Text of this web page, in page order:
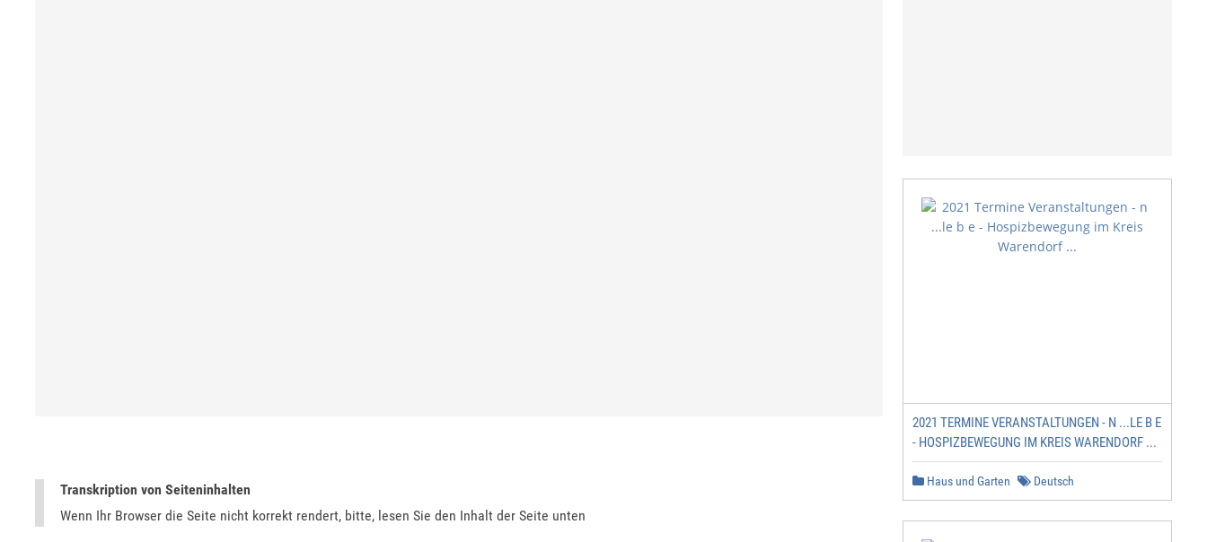
Transkription von Seiteninhalten
Wenn Ihr Browser die Seite nicht korrekt rendert, bitte, lesen Sie den Inhalt der Seite unten
2021 TERMINE VERANSTALTUNGEN - N ...LE B E
- HOSPIZBEWEGUNG IM KREIS WARENDORF ...
Haus und Garten Deutsch